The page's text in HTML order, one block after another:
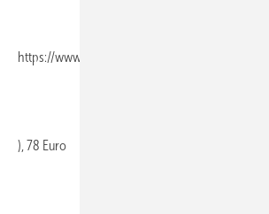
https://www.dfv-fachbuch.de/
), 78 Euro